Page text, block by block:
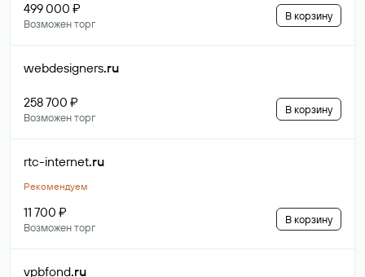
499 000 ₽
Возможен торг
В корзину
webdesigners.ru
258 700 ₽
Возможен торг
В корзину
rtc-internet.ru
Рекомендуем
11 700 ₽
Возможен торг
В корзину
vpbfond.ru